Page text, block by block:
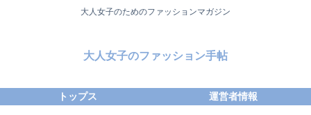
大人女子のためのファッションマガジン
大人女子のファッション手帖
トップス 運営者情報